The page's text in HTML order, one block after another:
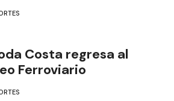
Costa regresa al
Ferroviario